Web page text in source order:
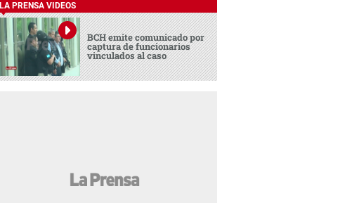
LA PRENSA VIDEOS
BCH emite comunicado por
captura de funcionarios
vinculados al caso